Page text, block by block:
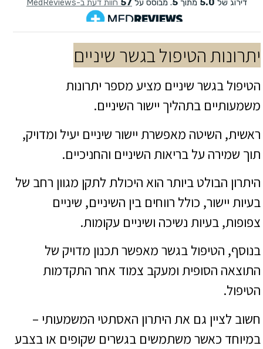
יתרונות הטיפול בגשר שיניים
הטיפול בגשר שיניים מציע מספר יתרונות
משמעותיים בתהליך יישור השיניים.
ראשית, השיטה מאפשרת יישור שיניים יעיל ומדויק,
תוך שמירה על בריאות השיניים והחניכיים.
היתרון הבולט ביותר הוא היכולת לתקן מגוון רחב של
בעיות יישור, כולל רווחים בין השיניים, שיניים
צפופות, בעיות נשיכה ושיניים עקומות.
בנוסף, הטיפול בגשר מאפשר תכנון מדויק של
התוצאה הסופית ומעקב צמוד אחר התקדמות
הטיפול.
חשוב לציין גם את היתרון האסתטי המשמעותי –
במיוחד כאשר משתמשים בגשרים שקופים או בצבע